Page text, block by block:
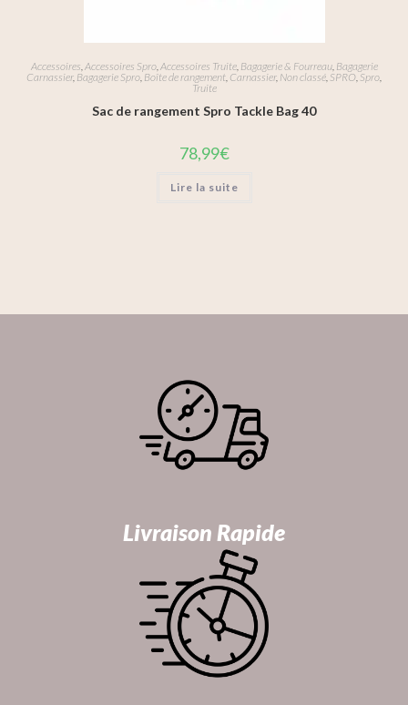
Accessoires Accessoires Spro, Accessoires Truite, Bagagerie & Fourreau, Bagagerie
Carnassier, Bagagerie Spro,Boîte de rangement Carnassier, Non classé SPRO,Spro
Truite
Sac de rangement Spro Tackle Bag 40
78,99€
Lire la suite
Livraison Rapide